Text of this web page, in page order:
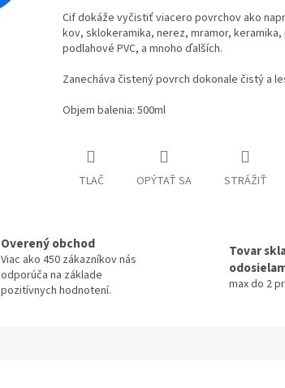
Cif dokáže vyčistiť viacero povrchov ako
kov, sklokeramika, nerez, mramor,
podlahové PVC, a mnoho ďalších.
Zanecháva čistený povrch dokonale čistý a
Objem balenia: 500ml
TLAČ OPÝTAŤ SA STRÁŽIŤ
Overený obchod
Viac ako 450 zákazníkov nás
odporúča na základe
pozitívnych hodnotení.
Tovar
max do 2